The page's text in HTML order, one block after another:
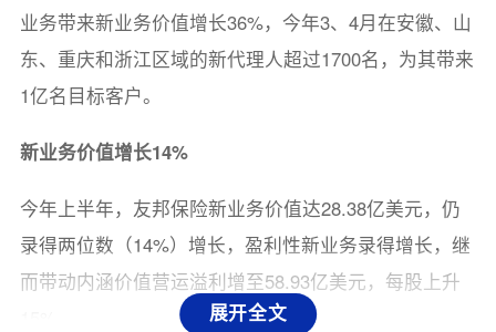
展开全文
业务带来新业务价值增长36%，今年3、4月在安徽、山
东、重庆和浙江区域的新代理人超过1700名，为其带来
1亿名目标客户。
新业务价值增长14%
今年上半年，友邦保险新业务价值达28.38亿美元，仍
录得两位数（14%）增长，盈利性新业务录得增长，继
而带动内涵价值营运溢利增至58.93亿美元，每股上升